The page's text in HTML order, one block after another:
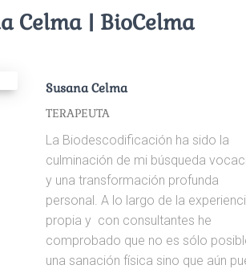
Celma | BioCelma
Susana Celma
TERAPEUTA
La Biodescodificación ha sido la
culminación de mi búsqueda
y una transformación profunda
personal. A lo largo de la
propia y con consultantes he
comprobado que no es sólo
una sanación física sino que aún